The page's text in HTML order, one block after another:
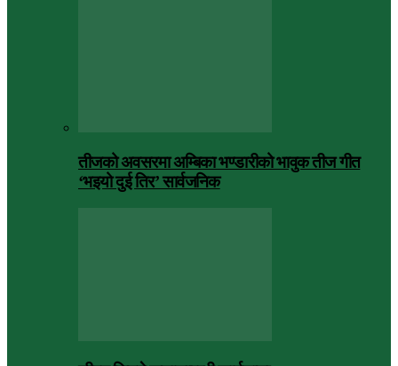
तीजको अवसरमा अम्बिका भण्डारीको भावुक तीज गीत
‘भइयो दुई तिर’ सार्वजनिक